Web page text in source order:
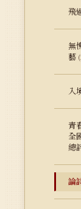
飛
無
藝
入
青
全
總
論